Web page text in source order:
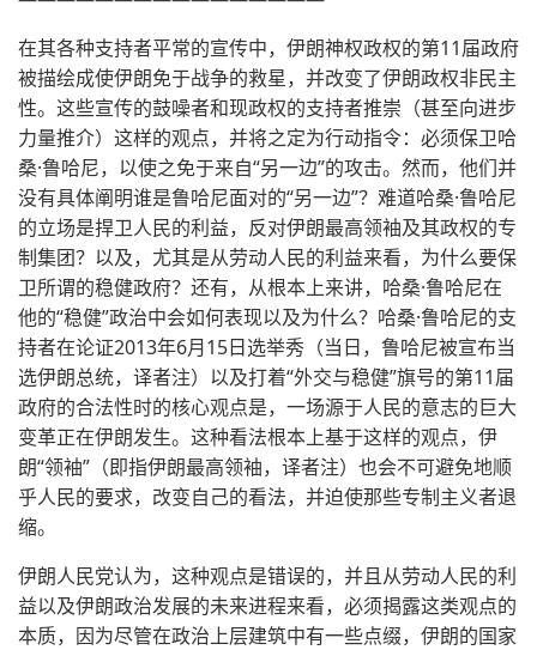
在其各种支持者平常的宣传中，伊朗神权政权的第11届政府
被描绘成使伊朗免于战争的救星，并改变了伊朗政权非民主
性。这些宣传的鼓噪者和现政权的支持者推崇（甚至向进步
力量推介）这样的观点，并将之定为行动指令：必须保卫哈
桑·鲁哈尼，以使之免于来自“另一边”的攻击。然而，他们并
没有具体阐明谁是鲁哈尼面对的“另一边”？难道哈桑·鲁哈尼
的立场是捍卫人民的利益，反对伊朗最高领袖及其政权的专
制集团？以及，尤其是从劳动人民的利益来看，为什么要保
卫所谓的稳健政府？还有，从根本上来讲，哈桑·鲁哈尼在
他的“稳健”政治中会如何表现以及为什么？哈桑·鲁哈尼的支
持者在论证2013年6月15日选举秀（当日，鲁哈尼被宣布当
选伊朗总统，译者注）以及打着“外交与稳健”旗号的第11届
政府的合法性时的核心观点是，一场源于人民的意志的巨大
变革正在伊朗发生。这种看法根本上基于这样的观点，伊
朗“领袖”（即指伊朗最高领袖，译者注）也会不可避免地顺
乎人民的要求，改变自己的看法，并迫使那些专制主义者退
缩。
伊朗人民党认为，这种观点是错误的，并且从劳动人民的利
益以及伊朗政治发展的未来进程来看，必须揭露这类观点的
本质，因为尽管在政治上层建筑中有一些点缀，伊朗的国家